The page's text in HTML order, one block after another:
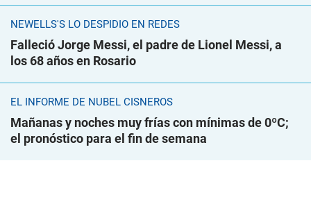
NEWELLS'S LO DESPIDIÓ EN REDES
Falleció Jorge Messi, el padre de Lionel Messi, a
los 68 años en Rosario
EL INFORME DE NUBEL CISNEROS
Mañanas y noches muy frías con mínimas de 0ºC;
el pronóstico para el fin de semana